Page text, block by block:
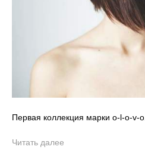
Первая коллекция марки o-l-o-v-o.
Читать далее